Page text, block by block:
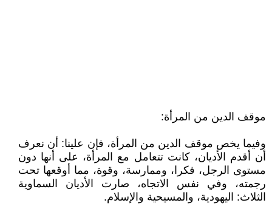
موقف الدين من المرأة:
وفيما يخص موقف الدين من المرأة، فإن علينا: أن نعرف
أن أقدم الأديان، كانت تتعامل مع المرأة، على أنها دون
مستوى الرجل، فكرا، وممارسة، وقوة، مما أوقعها تحت
رجمته، وفي نفس الاتجاه، صارت الأديان السماوية
الثلاث: اليهودية، والمسيحية والإسلام.